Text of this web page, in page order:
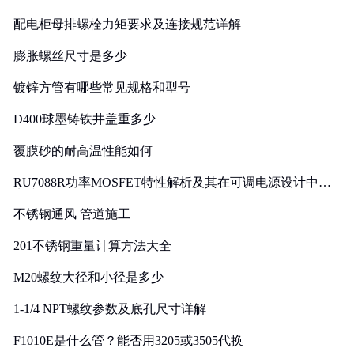
配电柜母排螺栓力矩要求及连接规范详解
膨胀螺丝尺寸是多少
镀锌方管有哪些常见规格和型号
D400球墨铸铁井盖重多少
覆膜砂的耐高温性能如何
RU7088R功率MOSFET特性解析及其在可调电源设计中的
不锈钢通风 管道施工
201不锈钢重量计算方法大全
M20螺纹大径和小径是多少
1-1/4 NPT螺纹参数及底孔尺寸详解
F1010E是什么管？能否用3205或3505代换